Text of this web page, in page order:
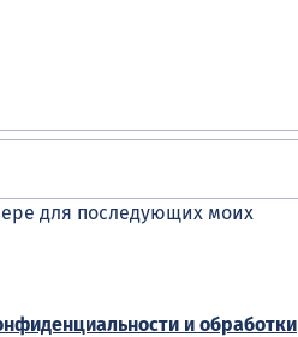
для последующих моих
и обработки